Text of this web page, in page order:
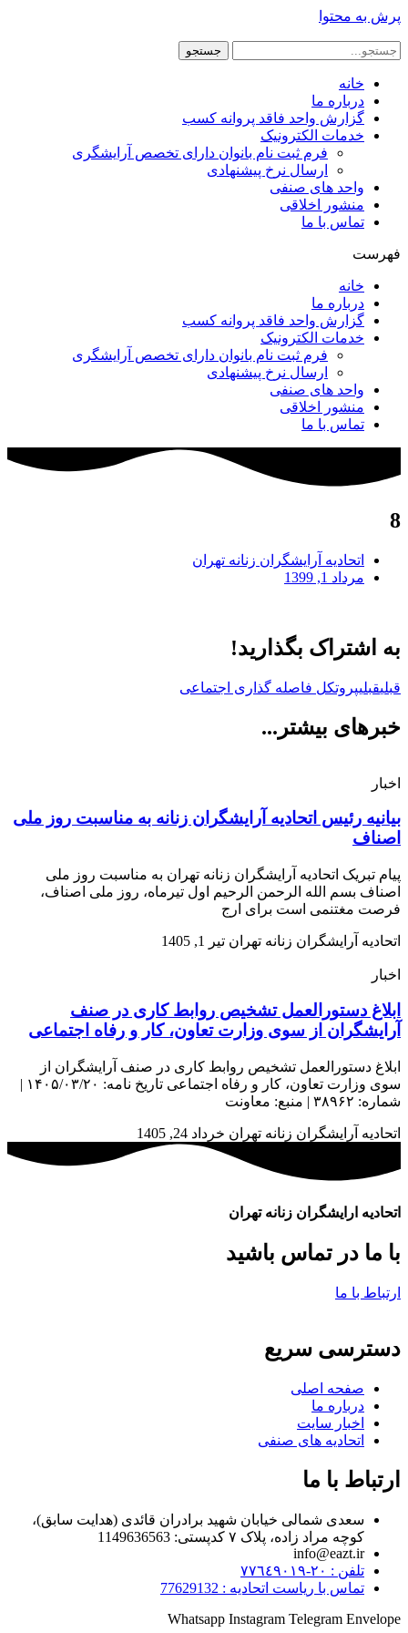
پرش به محتوا
جستجو
خانه
درباره ما
گزارش واحد فاقد پروانه کسب
خدمات الکترونیک
فرم ثبت نام بانوان دارای تخصص آرایشگری
ارسال نرخ پیشنهادی
واحد های صنفی
منشور اخلاقی
تماس با ما
فهرست
خانه
درباره ما
گزارش واحد فاقد پروانه کسب
خدمات الکترونیک
فرم ثبت نام بانوان دارای تخصص آرایشگری
ارسال نرخ پیشنهادی
واحد های صنفی
منشور اخلاقی
تماس با ما
8
اتحادیه آرایشگران زنانه تهران
مرداد 1, 1399
به اشتراک بگذارید!
قبلیقبلیپروتکل فاصله گذاری اجتماعی
خبرهای بیشتر...
اخبار
بیانیه رئیس اتحادیه آرایشگران زنانه به مناسبت روز ملی
اصناف
پیام تبریک اتحادیه آرایشگران زنانه تهران به مناسبت روز ملی
اصناف بسم الله الرحمن الرحیم اول تیرماه، روز ملی اصناف،
فرصت مغتنمی است برای ارج
اتحادیه آرایشگران زنانه تهران تیر 1, 1405
اخبار
ابلاغ دستورالعمل تشخیص روابط کاری در صنف
آرایشگران از سوی وزارت تعاون، کار و رفاه اجتماعی
ابلاغ دستورالعمل تشخیص روابط کاری در صنف آرایشگران از
سوی وزارت تعاون، کار و رفاه اجتماعی تاریخ نامه: ۱۴۰۵/۰۳/۲۰ |
شماره: ۳۸۹۶۲ | منبع: معاونت
اتحادیه آرایشگران زنانه تهران خرداد 24, 1405
اتحادیه ارایشگران زنانه تهران
با ما در تماس باشید
ارتباط با ما
دسترسی سریع
صفحه اصلی
درباره ما
اخبار سایت
اتحادیه های صنفی
ارتباط با ما
سعدی شمالی خیابان شهید برادران قائدی (هدایت سابق)،
کوچه مراد زاده، پلاک ۷ کدپستی: 1149636563
info@eazt.ir
تلفن : ٢٠-٧٧٦٤٩٠١٩
تماس با ریاست اتحادیه : 77629132
Whatsapp Instagram Telegram Envelope